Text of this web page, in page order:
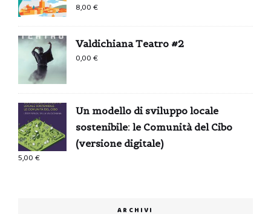
8,00€
Valdichiana Teatro #2
0,00€
Un modello di sviluppo locale
sostenibile: le Comunità del Cibo
(versione digitale)
5,00€
ARCHIVI